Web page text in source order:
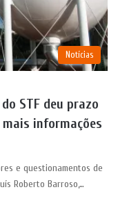
Notícias
STF deu prazo
mais informações
e questionamentos de
Roberto Barroso,…